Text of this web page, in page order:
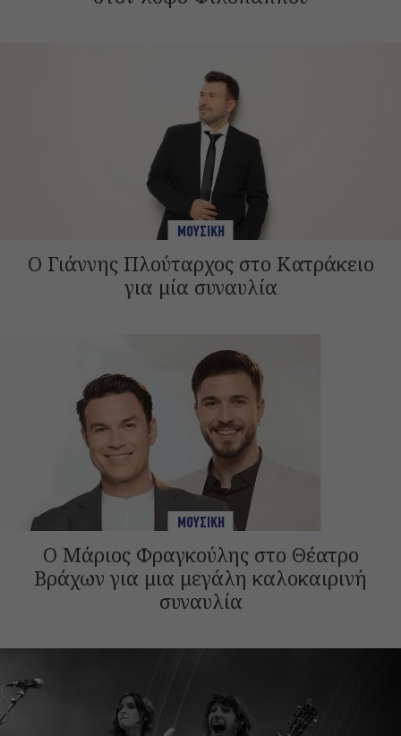
ΜΟΥΣΙΚΗ
Ο Γιάννης Πλούταρχος στο Κατράκειο
για μία συναυλία
ΜΟΥΣΙΚΗ
Ο Μάριος Φραγκούλης στο Θέατρο
Βράχων για μια μεγάλη καλοκαιρινή
συναυλία